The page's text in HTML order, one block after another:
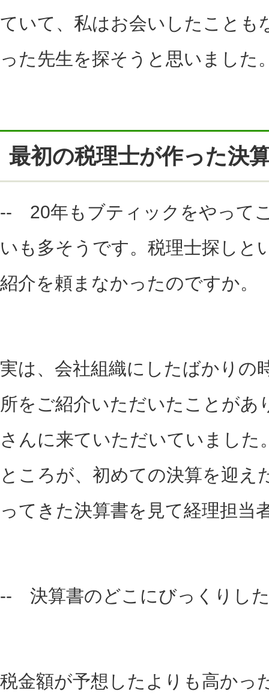
ていて、私はお会いしたことも
った先生を探そうと思いました
最初の税理士が作った決
-- 20年もブティックをやって
いも多そうです。税理士探しと
紹介を頼まなかったのですか。
実は、会社組織にしたばかりの
所をご紹介いただいたことがあ
さんに来ていただいていました
ところが、初めての決算を迎え
ってきた決算書を見て経理担当
-- 決算書のどこにびっくりし
税金額が予想したよりも高かっ